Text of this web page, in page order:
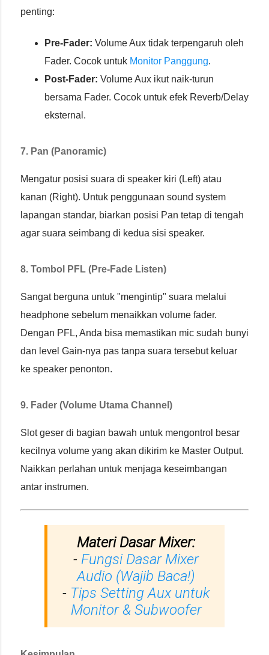
penting:
Pre-Fader: Volume Aux tidak terpengaruh oleh
Fader. Cocok untuk Monitor Panggung.
Post-Fader: Volume Aux ikut naik-turun
bersama Fader. Cocok untuk efek Reverb/Delay
eksternal.
7. Pan (Panoramic)
Mengatur posisi suara di speaker kiri (Left) atau
kanan (Right). Untuk penggunaan sound system
lapangan standar, biarkan posisi Pan tetap di tengah
agar suara seimbang di kedua sisi speaker.
8. Tombol PFL (Pre-Fade Listen)
Sangat berguna untuk "mengintip" suara melalui
headphone sebelum menaikkan volume fader.
Dengan PFL, Anda bisa memastikan mic sudah bunyi
dan level Gain-nya pas tanpa suara tersebut keluar
ke speaker penonton.
9. Fader (Volume Utama Channel)
Slot geser di bagian bawah untuk mengontrol besar
kecilnya volume yang akan dikirim ke Master Output.
Naikkan perlahan untuk menjaga keseimbangan
antar instrumen.
Materi Dasar Mixer:
- Fungsi Dasar Mixer
Audio (Wajib Baca!)
- Tips Setting Aux untuk
Monitor & Subwoofer